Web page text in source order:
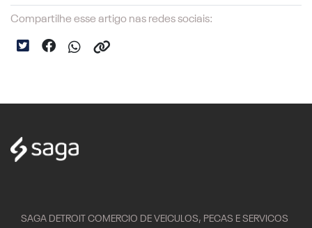
Compartilhe esse artigo nas redes sociais:
SAGA DETROIT COMERCIO DE VEICULOS, PECAS E SERVICOS